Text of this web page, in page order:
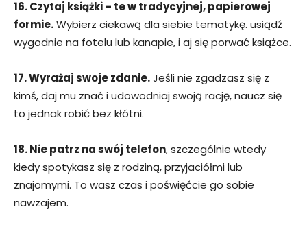
16. Czytaj książki – te w tradycyjnej, papierowej
formie.Wybierz ciekawą dla siebie tematykę. usiądź
wygodnie na fotelu lub kanapie, i aj się porwać książce.
17. Wyrażaj swoje zdanie.Jeśli nie zgadzasz się z
kimś, daj mu znać i udowodniaj swoją rację, naucz się
to jednak robić bez kłótni.
18. Nie patrz na swój telefon, szczególnie wtedy
kiedy spotykasz się z rodziną, przyjaciółmi lub
znajomymi. To wasz czas i poświęćcie go sobie
nawzajem.